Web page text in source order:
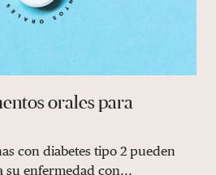
orales para
con diabetes tipo 2 pueden
su enfermedad con...